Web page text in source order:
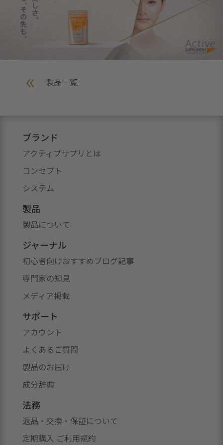
8 製品一覧
ブランド
アクティブサプリとは
コンセプト
システム
製品
製品について
ジャーナル
初心者向けおすすめブログ記事
専門家の知見
メディア掲載
サポート
アカウント
よくあるご質問
製品のお届け
成分辞典
法務
返品・交換・保証について
定期購入 ご利用規約